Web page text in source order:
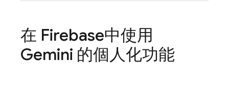
在 Firebase中使用
Gemini 的個人化功能